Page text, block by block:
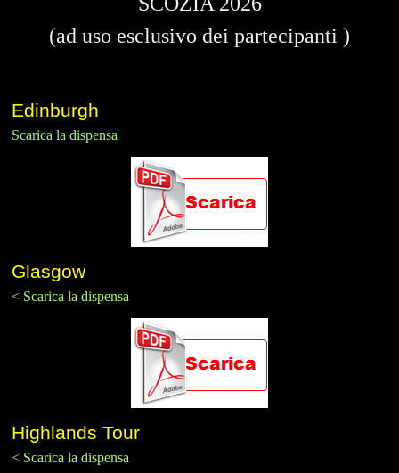
(ad uso esclusivo dei partecipanti )
Edinburgh
Scarica la dispensa
Glasgow
< Scarica la dispensa
Highlands Tour
< Scarica la dispensa